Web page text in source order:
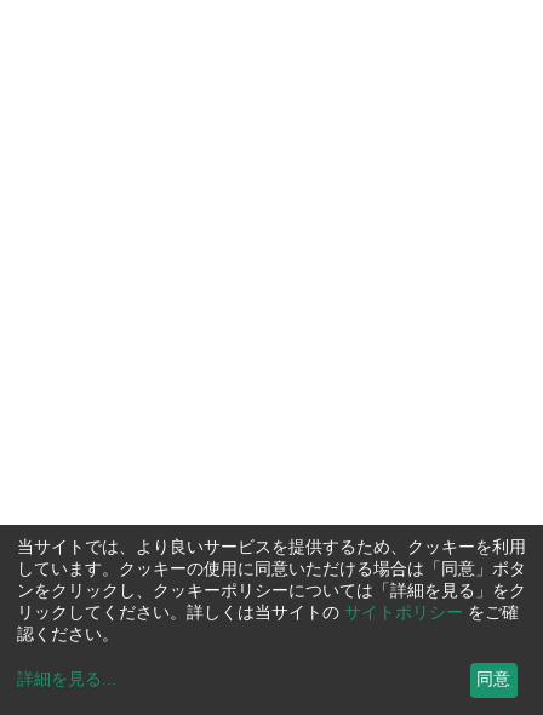
当サイトでは、より良いサービスを提供するため、クッキーを利用
しています。クッキーの使用に同意いただける場合は「同意」ボタ
ンをクリックし、クッキーポリシーについては「詳細を見る」をク
リックしてください。詳しくは当サイトの サイトポリシー をご確
認ください。
詳細を見る ... 同意